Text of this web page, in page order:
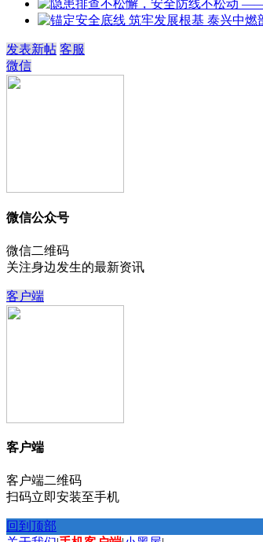
发表新帖 客服
微信
微信公众号
微信二维码
关注身边发生的最新资讯
客户端
客户端
客户端二维码
扫码立即安装至手机
回到顶部